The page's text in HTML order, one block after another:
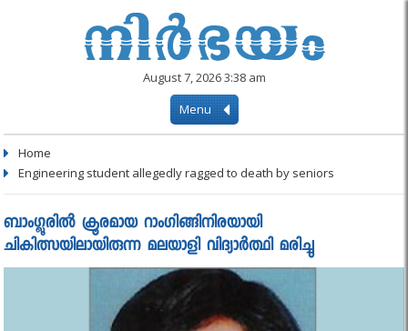
August 7, 2026 3:38 am
Menu
Home
Engineering student allegedly ragged to death by seniors
ബാംഗ്ലൂരില്‍ ക്രൂരമായ റാംഗിങ്ങിനിരയായി
ചികിത്സയിലായിരുന്ന മലയാളി വിദ്യാര്‍ത്ഥി മരിച്ചു